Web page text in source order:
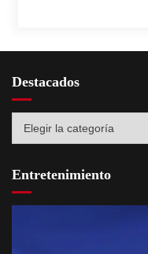
Destacados
Entretenimiento